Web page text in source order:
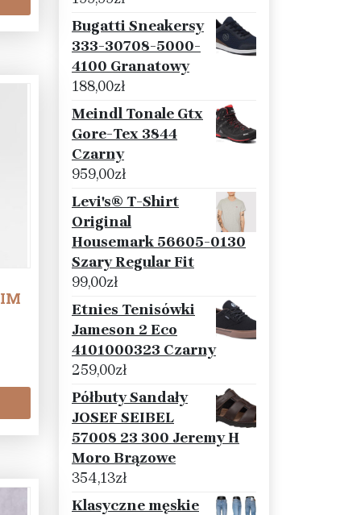
Bugatti Sneakersy
333-30708-5000-
4100 Granatowy
188,00zł
Meindl Tonale Gtx
Gore-Tex 3844
Czarny
959,00zł
Levi's® T-Shirt
Original
Housemark 56605-0130
Szary Regular Fit
99,00zł
Etnies Tenisówki
Jameson 2 Eco
4101000323 Czarny
259,00zł
Półbuty Sandały
JOSEF SEIBEL
57008 23 300 Jeremy H
Moro Brązowe
354,13zł
Klasyczne męskie